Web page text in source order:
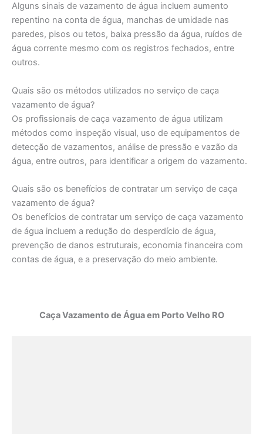
Alguns sinais de vazamento de água incluem aumento
repentino na conta de água, manchas de umidade nas
paredes, pisos ou tetos, baixa pressão da água, ruídos de
água corrente mesmo com os registros fechados, entre
outros.
Quais são os métodos utilizados no serviço de caça
vazamento de água?
Os profissionais de caça vazamento de água utilizam
métodos como inspeção visual, uso de equipamentos de
detecção de vazamentos, análise de pressão e vazão da
água, entre outros, para identificar a origem do vazamento.
Quais são os benefícios de contratar um serviço de caça
vazamento de água?
Os benefícios de contratar um serviço de caça vazamento
de água incluem a redução do desperdício de água,
prevenção de danos estruturais, economia financeira com
contas de água, e a preservação do meio ambiente.
Caça Vazamento de Água em Porto Velho RO